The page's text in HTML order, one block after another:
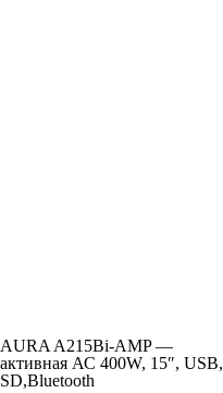
AURA A215Bi-AMP —
активная АС 400W, 15″, USB,
SD,Bluetooth